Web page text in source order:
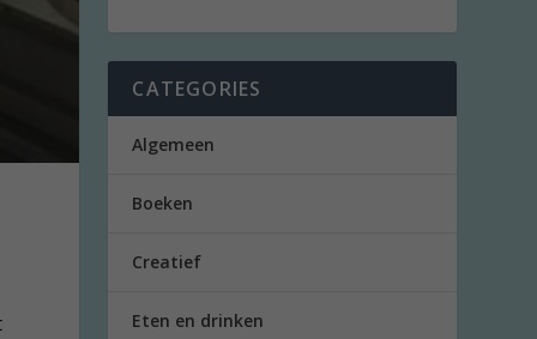
CATEGORIES
Algemeen
Boeken
Creatief
Eten en drinken